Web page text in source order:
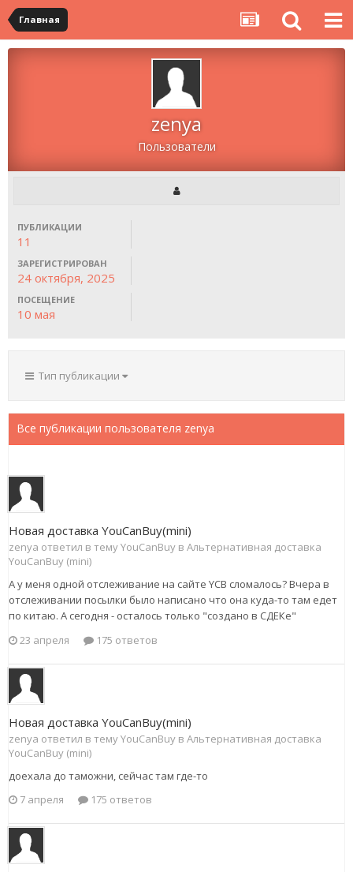
Главная
zenya
Пользователи
ПУБЛИКАЦИИ
11
ЗАРЕГИСТРИРОВАН
24 октября, 2025
ПОСЕЩЕНИЕ
10 мая
Тип публикации
Все публикации пользователя zenya
Новая доставка YouCanBuy(mini)
zenya ответил в тему YouCanBuy в Альтернативная доставка
YouCanBuy (mini)
А у меня одной отслеживание на сайте YCB сломалось? Вчера в
отслеживании посылки было написано что она куда-то там едет
по китаю. А сегодня - осталось только "создано в СДЕКе"
23 апреля
175 ответов
Новая доставка YouCanBuy(mini)
zenya ответил в тему YouCanBuy в Альтернативная доставка
YouCanBuy (mini)
доехала до таможни, сейчас там где-то
7 апреля
175 ответов